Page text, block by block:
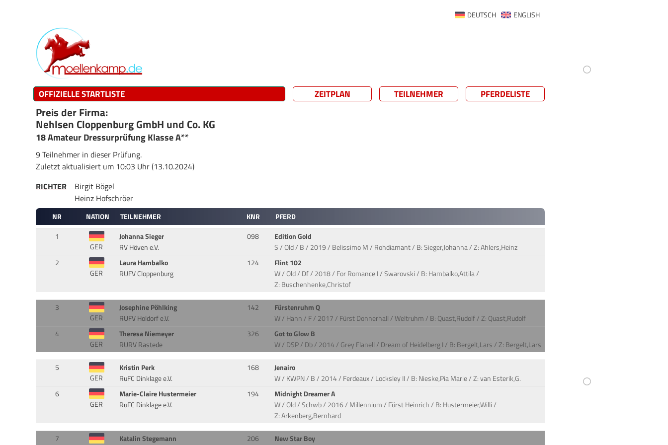
ENGLISH
DEUTSCH
OFFIZIELLE STARTLISTE ZEITPLAN TEILNEHMER PFERDELISTE
Preis der Firma:
Nehlsen Cloppenburg GmbH und Co. KG
18 Amateur Dressurprüfung Klasse A**
9 Teilnehmer in dieser Prüfung.
Zuletzt aktualisiert um 10:03 Uhr (13.10.2024)
RICHTER
Birgit Bögel
Heinz Hofschröer
NR NATION TEILNEHMER KNR
PFERD
1
GER
Johanna Sieger
RV Höven e.V.
098
Edition Gold
S / Old / B / 2019 / Belissimo M / Rohdiamant / B: Sieger,Johanna / Z: Ahlers,Heinz
2
GER
Laura Hambalko
RUFV Cloppenburg
124
Flint 102
W / Old / Df / 2018 / For Romance I / Swarovski / B: Hambalko,Attila /
Z: Buschenhenke,Christof
3
GER
Josephine Pöhlking
RUFV Holdorf e.V.
142
Fürstenruhm Q
W / Hann / F / 2017 / Fürst Donnerhall / Weltruhm / B: Quast,Rudolf / Z: Quast,Rudolf
4
GER
Theresa Niemeyer
RURV Rastede
326
Got to Glow B
W / DSP / Db / 2014 / Grey Flanell / Dream of Heidelberg I / B: Bergelt,Lars / Z: Bergelt,Lars
5
GER
Kristin Perk
RuFC Dinklage e.V.
168
Jenairo
W / KWPN / B / 2014 / Ferdeaux / Locksley II / B: Nieske,Pia Marie / Z: van Esterik,G.
6
GER
Marie-Claire Hustermeier
RuFC Dinklage e.V.
194
Midnight Dreamer A
W / Old / Schwb / 2016 / Millennium / Fürst Heinrich / B: Hustermeier,Willi /
Z: Arkenberg,Bernhard
7
Katalin Stegemann
206
New Star Boy